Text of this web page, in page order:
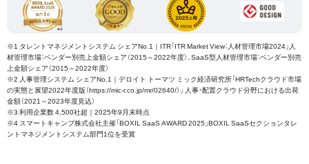
※1 タレントマネジメントシステム シェアNo.1｜ITR「ITR Market View：人材管理市場2024」人
材管理市場：ベンダー別売上金額シェア（2015～2022年度）、SaaS型人材管理市場：ベンダー別売
上金額シェア（2015～2022年度）
※2 人事管理システム シェアNo.1｜デロイト トーマツ ミック経済研究所「HRTechクラウド市場
の実態と展望2022年度版（https://mic-r.co.jp/mr/02640/）」 人事・配置クラウド分野における出荷
金額（2021～2023年度見込）
※3 利用企業数 4,500社超｜2025年9月末時点
※4 スマートキャンプ株式会社主催「BOXIL SaaS AWARD 2025」BOXIL SaaSセクションタレ
ントマネジメントシステム部門1位を受賞